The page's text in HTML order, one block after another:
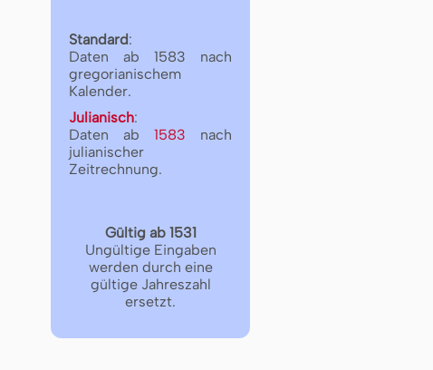
Standard:
Daten ab 1583 nach
gregorianischem
Kalender.
Julianisch:
Daten ab 1583 nach
julianischer
Zeitrechnung.
Gültig ab 1531
Ungültige Eingaben
werden durch eine
gültige Jahreszahl
ersetzt.